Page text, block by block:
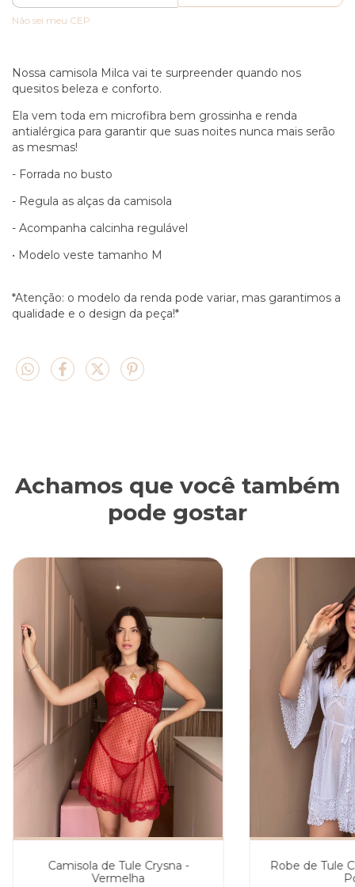
Não sei meu CEP
Nossa camisola Milca vai te surpreender quando nos
quesitos beleza e conforto.
Ela vem toda em microfibra bem grossinha e renda
antialérgica para garantir que suas noites nunca mais serão
as mesmas!
- Forrada no busto
- Regula as alças da camisola
- Acompanha calcinha regulável
• Modelo veste tamanho M
*Atenção: o modelo da renda pode variar, mas garantimos a
qualidade e o design da peça!*
Achamos que você também
pode gostar
Camisola de Tule Crysna -
Vermelha
Robe de Tule